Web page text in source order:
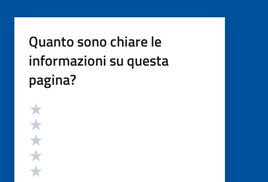
Quanto sono chiare le
informazioni su questa
pagina?
Valutazione